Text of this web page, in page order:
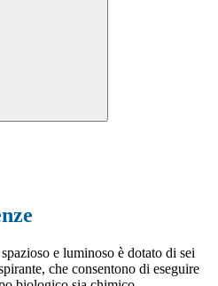
e luminoso è dotato di sei
che consentono di eseguire